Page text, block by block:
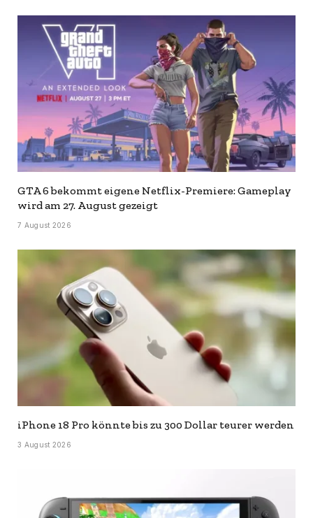
GTA 6 bekommt eigene Netflix-Premiere: Gameplay
wird am 27. August gezeigt
7 August 2026
iPhone 18 Pro könnte bis zu 300 Dollar teurer werden
3 August 2026